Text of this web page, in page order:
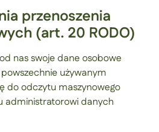
przenoszenia
(art. 20 RODO)
nas swoje dane osobowe
używanym
do odczytu maszynowego
administratorowi danych